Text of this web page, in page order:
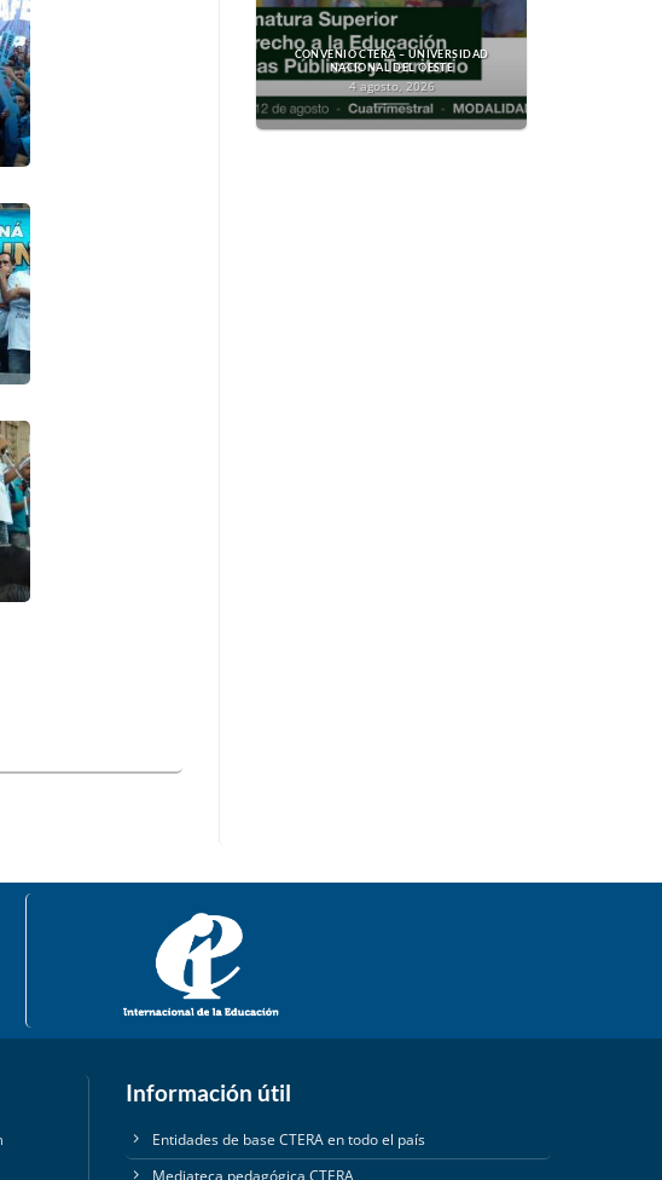
CONVENIO CTERA – UNIVERSIDAD
NACIONAL DEL OESTE
4 agosto, 2026
Información útil
Entidades de base CTERA en todo el país
Mediateca pedagógica CTERA